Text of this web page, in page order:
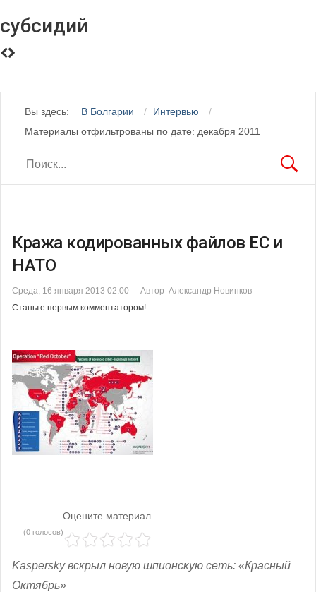
субсидий
Вы здесь: В Болгарии
Интервью
Материалы отфильтрованы по дате: декабря 2011
Кража кодированных файлов ЕС и
НАТО
Среда, 16 января 2013 02:00
Автор Александр Новинков
Станьте первым комментатором!
Оцените материал
(0 голосов)
Kaspersky вскрыл новую шпионскую сеть: «Красный
Октябрь»